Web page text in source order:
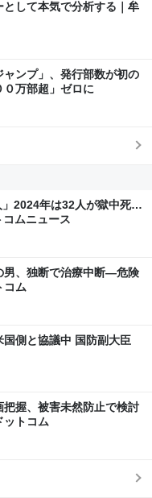
して本気で分析する｜牟
ンプ」、発行部数が初の
万部超」ゼロに
」2024年は32人が獄中死…
コムニュース
、独断で治療中断―危険
コム
側と協議中 国防副大臣
握、被害未然防止で検討
ットコム